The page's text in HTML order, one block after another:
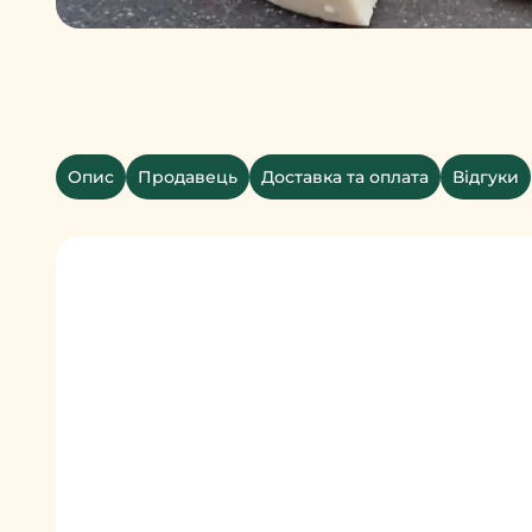
Опис Продавець Доставка та оплата Відгуки